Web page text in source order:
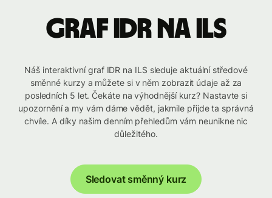
graf IDR na ILS
Náš interaktivní graf IDR na ILS sleduje aktuální středové
směnné kurzy a můžete si v něm zobrazit údaje až za
posledních 5 let. Čekáte na výhodnější kurz? Nastavte si
upozornění a my vám dáme vědět, jakmile přijde ta správná
chvíle. A díky našim denním přehledům vám neunikne nic
důležitého.
Sledovat směnný kurz